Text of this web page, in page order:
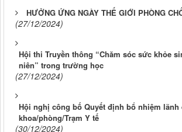
HƯỞNG ỨNG NGÀY THẾ GIỚI PHÒNG
(27/12/2024)
Hội thi Truyền thông “Chăm sóc sức khỏe
niên” trong trường học
(27/12/2024)
Hội nghị công bố Quyết định bổ nhiệm lãnh
khoa/phòng/Trạm Y tế
(30/12/2024)